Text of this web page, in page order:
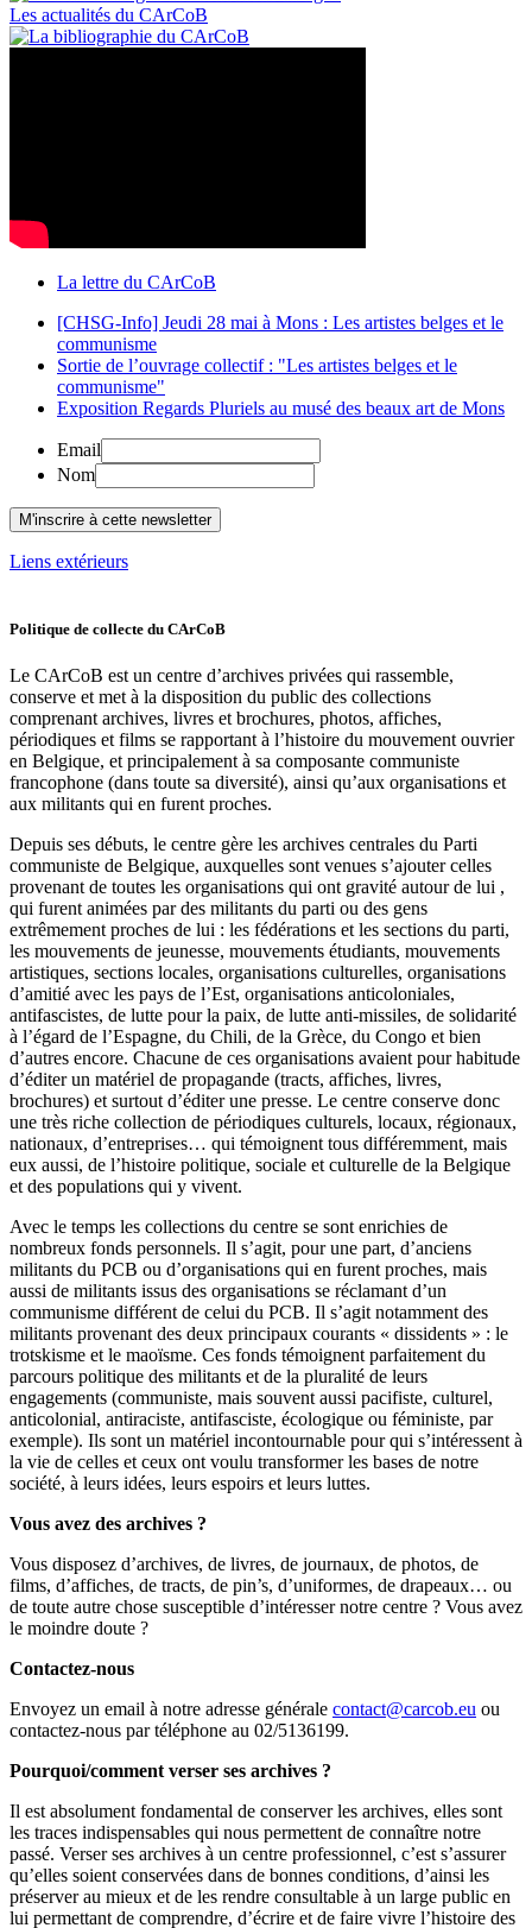
Les actualités du CArCoB
La lettre du CArCoB
[CHSG-Info] Jeudi 28 mai à Mons : Les artistes belges et le
communisme
Sortie de l’ouvrage collectif : "Les artistes belges et le
communisme"
Exposition Regards Pluriels au musé des beaux art de Mons
Email
Nom
Liens extérieurs
Politique de collecte du CArCoB
Le CArCoB est un centre d’archives privées qui rassemble,
conserve et met à la disposition du public des collections
comprenant archives, livres et brochures, photos, affiches,
périodiques et films se rapportant à l’histoire du mouvement ouvrier
en Belgique, et principalement à sa composante communiste
francophone (dans toute sa diversité), ainsi qu’aux organisations et
aux militants qui en furent proches.
Depuis ses débuts, le centre gère les archives centrales du Parti
communiste de Belgique, auxquelles sont venues s’ajouter celles
provenant de toutes les organisations qui ont gravité autour de lui ,
qui furent animées par des militants du parti ou des gens
extrêmement proches de lui : les fédérations et les sections du parti,
les mouvements de jeunesse, mouvements étudiants, mouvements
artistiques, sections locales, organisations culturelles, organisations
d’amitié avec les pays de l’Est, organisations anticoloniales,
antifascistes, de lutte pour la paix, de lutte anti-missiles, de solidarité
à l’égard de l’Espagne, du Chili, de la Grèce, du Congo et bien
d’autres encore. Chacune de ces organisations avaient pour habitude
d’éditer un matériel de propagande (tracts, affiches, livres,
brochures) et surtout d’éditer une presse. Le centre conserve donc
une très riche collection de périodiques culturels, locaux, régionaux,
nationaux, d’entreprises… qui témoignent tous différemment, mais
eux aussi, de l’histoire politique, sociale et culturelle de la Belgique
et des populations qui y vivent.
Avec le temps les collections du centre se sont enrichies de
nombreux fonds personnels. Il s’agit, pour une part, d’anciens
militants du PCB ou d’organisations qui en furent proches, mais
aussi de militants issus des organisations se réclamant d’un
communisme différent de celui du PCB. Il s’agit notamment des
militants provenant des deux principaux courants « dissidents » : le
trotskisme et le maoïsme. Ces fonds témoignent parfaitement du
parcours politique des militants et de la pluralité de leurs
engagements (communiste, mais souvent aussi pacifiste, culturel,
anticolonial, antiraciste, antifasciste, écologique ou féministe, par
exemple). Ils sont un matériel incontournable pour qui s’intéressent à
la vie de celles et ceux ont voulu transformer les bases de notre
société, à leurs idées, leurs espoirs et leurs luttes.
Vous avez des archives ?
Vous disposez d’archives, de livres, de journaux, de photos, de
films, d’affiches, de tracts, de pin’s, d’uniformes, de drapeaux… ou
de toute autre chose susceptible d’intéresser notre centre ? Vous avez
le moindre doute ?
Contactez-nous
Envoyez un email à notre adresse générale contact@carcob.eu ou
contactez-nous par téléphone au 02/5136199.
Pourquoi/comment verser ses archives ?
Il est absolument fondamental de conserver les archives, elles sont
les traces indispensables qui nous permettent de connaître notre
passé. Verser ses archives à un centre professionnel, c’est s’assurer
qu’elles soient conservées dans de bonnes conditions, d’ainsi les
préserver au mieux et de les rendre consultable à un large public en
lui permettant de comprendre, d’écrire et de faire vivre l’histoire des